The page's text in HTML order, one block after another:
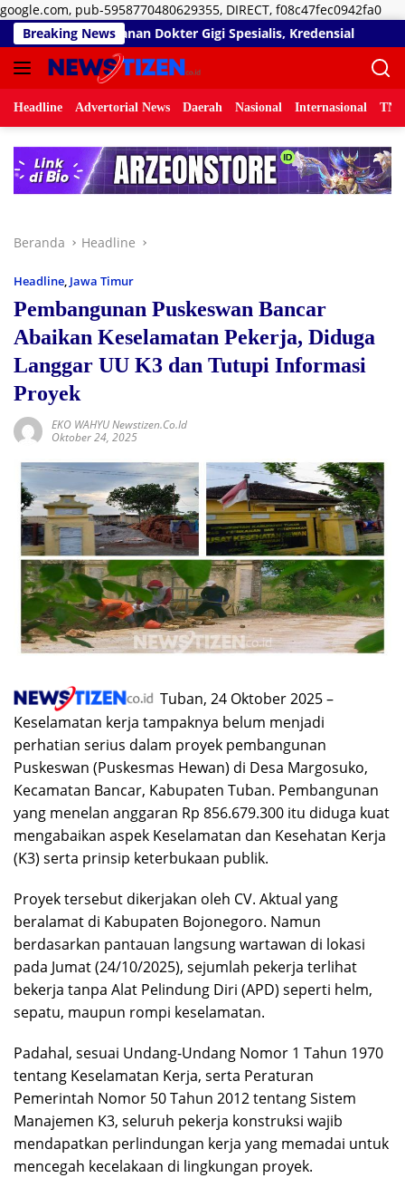
google.com, pub-5958770480629355, DIRECT, f08c47fec0942fa0
Breaking News
Gigi Spesialis, Kredensial Diduga Belum Kantongi
Headline Advertorial News Daerah Nasional Internasional
Beranda Headline
Headline, Jawa Timur
Pembangunan Puskeswan Bancar
Abaikan Keselamatan Pekerja, Diduga
Langgar UU K3 dan Tutupi Informasi
Proyek
EKO WAHYU Newstizen.co.id
Oktober 24, 2025
Tuban, 24 Oktober 2025 –
Keselamatan kerja tampaknya belum menjadi
perhatian serius dalam proyek pembangunan
Puskeswan (Puskesmas Hewan) di Desa Margosuko,
Kecamatan Bancar, Kabupaten Tuban. Pembangunan
yang menelan anggaran Rp 856.679.300 itu diduga kuat
mengabaikan aspek Keselamatan dan Kesehatan Kerja
(K3) serta prinsip keterbukaan publik.
Proyek tersebut dikerjakan oleh CV. Aktual yang
beralamat di Kabupaten Bojonegoro. Namun
berdasarkan pantauan langsung wartawan di lokasi
pada Jumat (24/10/2025), sejumlah pekerja terlihat
bekerja tanpa Alat Pelindung Diri (APD) seperti helm,
sepatu, maupun rompi keselamatan.
Padahal, sesuai Undang-Undang Nomor 1 Tahun 1970
tentang Keselamatan Kerja, serta Peraturan
Pemerintah Nomor 50 Tahun 2012 tentang Sistem
Manajemen K3, seluruh pekerja konstruksi wajib
mendapatkan perlindungan kerja yang memadai untuk
mencegah kecelakaan di lingkungan proyek.